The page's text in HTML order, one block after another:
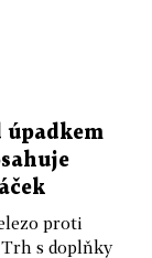
úpadkem
proti
s doplňky